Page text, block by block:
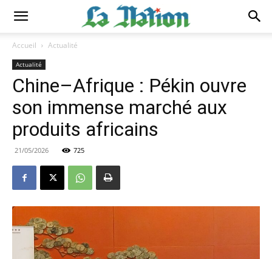
Accueil Actualité
Actualité
Chine–Afrique : Pékin ouvre
son immense marché aux
produits africains
21/05/2026 725